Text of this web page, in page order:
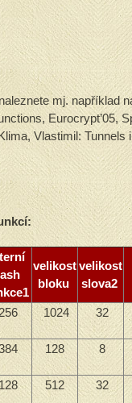
mj. například
Eurocrypt’05,
Vlastimil:
velikost
bloku
velikost
slova2
1024 32
128 8
512 32